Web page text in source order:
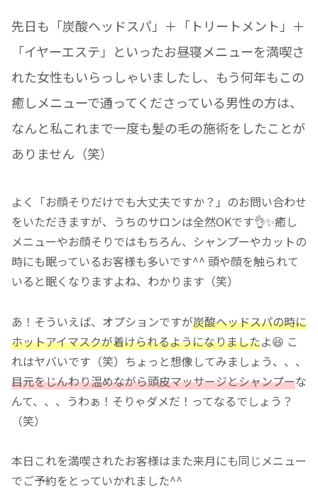
先日も「炭酸ヘッドスパ」＋「トリートメント」＋
「イヤーエステ」といったお昼寝メニューを満喫さ
れた女性もいらっしゃいましたし、もう何年もこの
癒しメニューで通ってくださっている男性の方は、
なんと私これまで一度も髪の毛の施術をしたことが
ありません（笑）
よく「お顔そりだけでも大丈夫ですか？」のお問い合わせ
をいただきますが、うちのサロンは全然OKです👌✨癒し
メニューやお顔そりではもちろん、シャンプーやカットの
時にも眠っているお客様も多いです^^ 頭や顔を触られて
いると眠くなりますよね、わかります（笑）
あ！そういえば、オプションですが炭酸ヘッドスパの時に
ホットアイマスクが着けられるようになりましたよ😆 こ
れはヤバいです（笑）ちょっと想像してみましょう、、、
目元をじんわり温めながら頭皮マッサージとシャンプーな
んて、、、うわぁ！そりゃダメだ！ってなるでしょう？
（笑）
本日これを満喫されたお客様はまた来月にも同じメニュー
でご予約をとっていかれました^^